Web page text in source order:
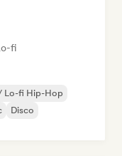
fi
Lo-fi Hip-Hop
Disco